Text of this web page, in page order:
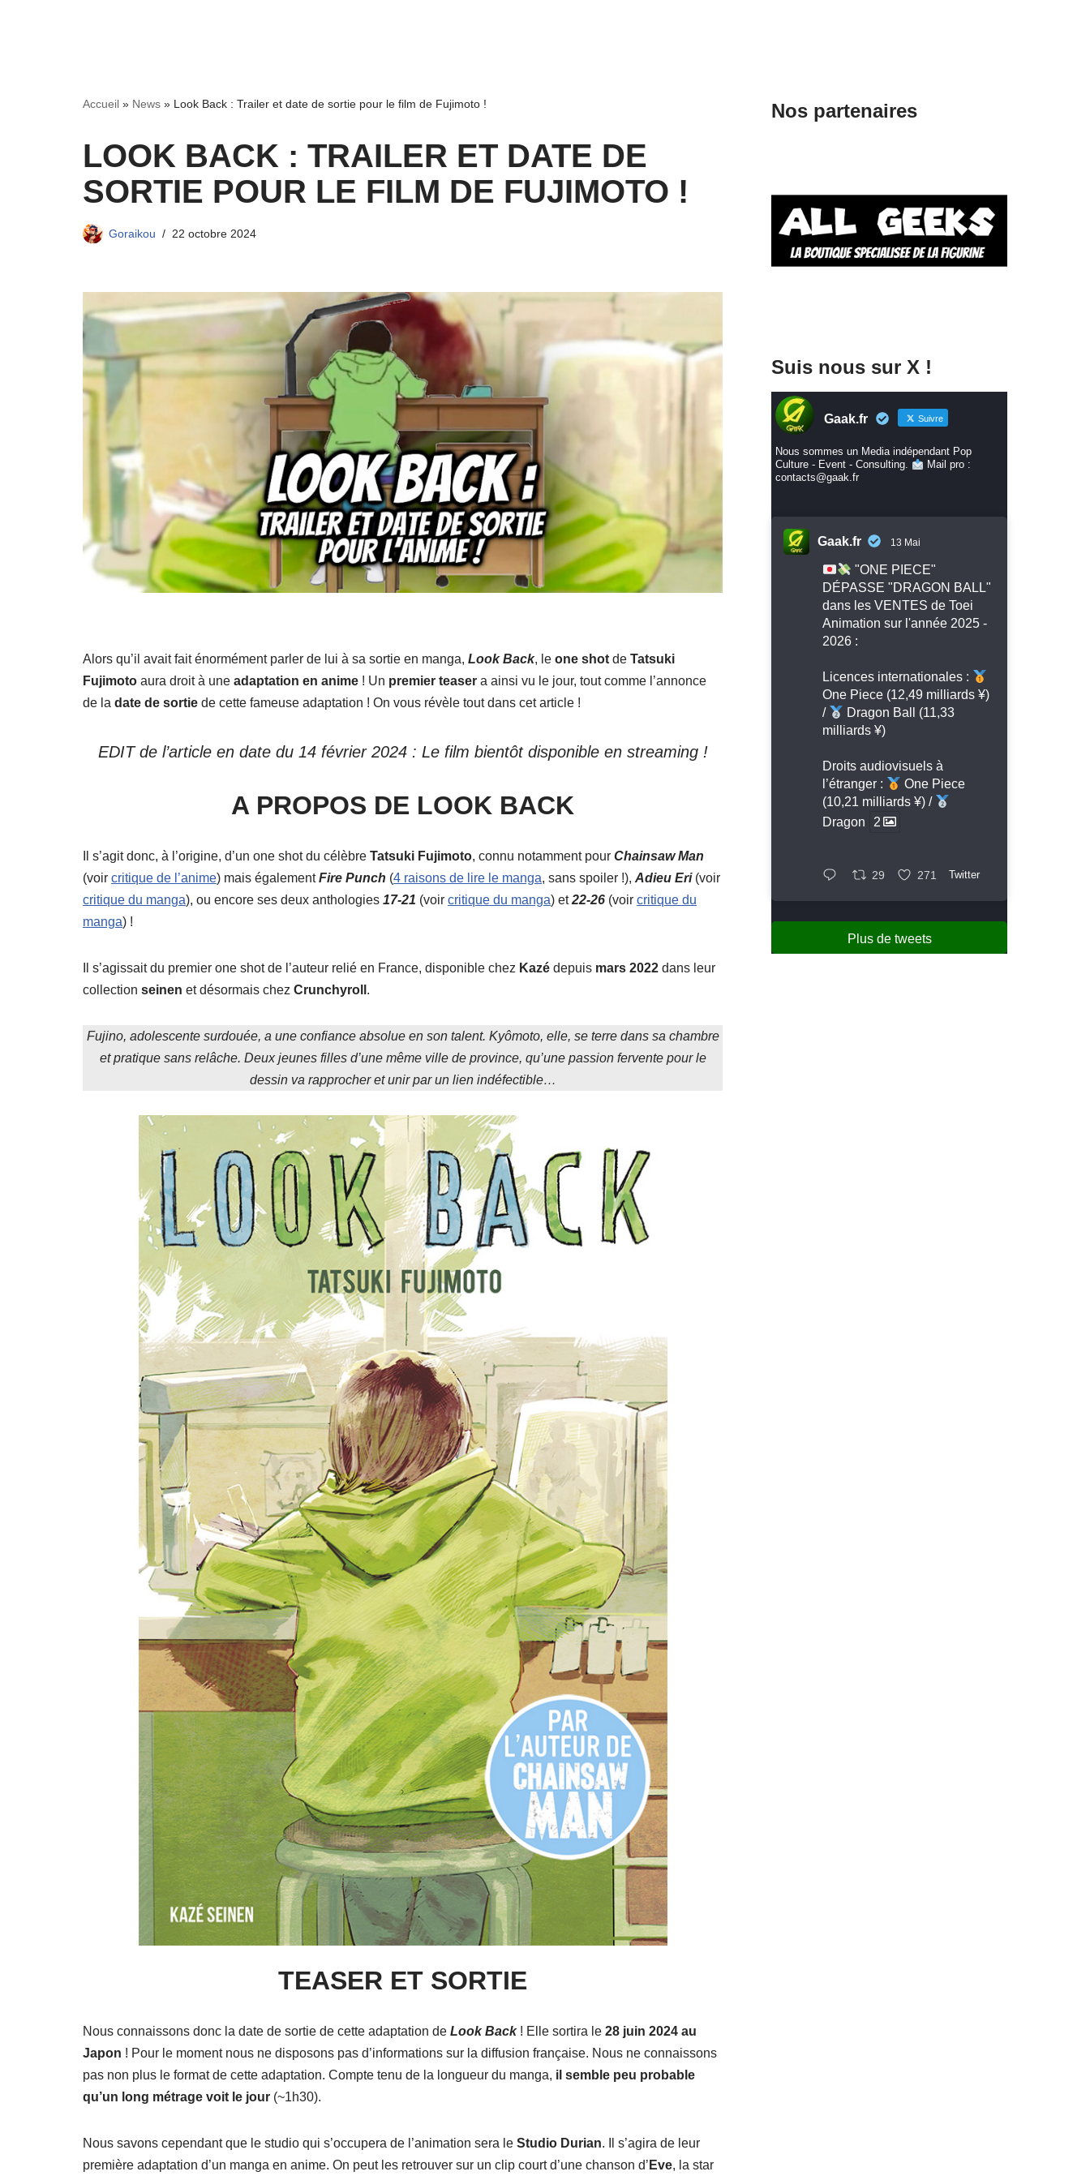
Accueil » News » Look Back : Trailer et date de sortie pour le film de Fujimoto !
LOOK BACK : TRAILER ET DATE DE
SORTIE POUR LE FILM DE FUJIMOTO !
Goraikou 22 octobre 2024
Alors qu’il avait fait énormément parler de lui à sa sortie en manga, Look Back, le one shot de Tatsuki
Fujimoto aura droit à une adaptation en anime ! Un premier teaser a ainsi vu le jour, tout comme l’annonce
de la date de sortie de cette fameuse adaptation ! On vous révèle tout dans cet article !
EDIT de l’article en date du 14 février 2024 : Le film bientôt disponible en streaming !
A PROPOS DE LOOK BACK
Il s’agit donc, à l’origine, d’un one shot du célèbre Tatsuki Fujimoto, connu notamment pour Chainsaw Man
(voir critique de l’anime) mais égalementFire Punch (4 raisons de lire le manga, sans spoiler !), Adieu Eri(voir
critique du manga), ou encore ses deux anthologies 17-21 (voir critique du manga) et22-26 (voir critique du
manga) !
Il s’agissait du premier one shot de l’auteur relié en France, disponible chez Kazé depuis mars 2022 dans leur
collection seinen et désormais chez Crunchyroll .
Fujino, adolescente surdouée, a une confiance absolue en son talent. Kyômoto, elle, se terre dans sa chambre
et pratique sans relâche. Deux jeunes filles d’une même ville de province, qu’une passion fervente pour le
dessin va rapprocher et unir par un lien indéfectible…
TEASER ET SORTIE
Nous connaissons donc la date de sortie de cette adaptation de Look Back! Elle sortira le 28 juin 2024 au
Japon ! Pour le moment nous ne disposons pas d’informations sur la diffusion française. Nous ne connaissons
pas non plus le format de cette adaptation. Compte tenu de la longueur du manga, il semble peu probable
qu’un long métrage voit le jour (~1h30).
Nous savons cependant que le studio qui s’occupera de l’animation sera le Studio Durian. Il s’agira de leur
première adaptation d’un manga en anime. On peut les retrouver sur un clip court d’une chanson d’ Eve, la star
Nos partenaires
Suis nous sur X !
Gaak.fr Suivre
Nous sommes un Media indépendant Pop
Culture - Event - Consulting.
Mail pro :
contacts@gaak.fr
Gaak.fr 13 Mai
"ONE PIECE"
DÉPASSE "DRAGON BALL"
dans les VENTES de Toei
Animation sur l'année 2025 -
2026 :
Licences internationales :
One Piece (12,49 milliards ¥)
/
Dragon Ball (11,33
milliards ¥)
Droits audiovisuels à
l’étranger :
One Piece
(10,21 milliards ¥) /
Dragon
2
29 271 Twitter
Plus de tweets